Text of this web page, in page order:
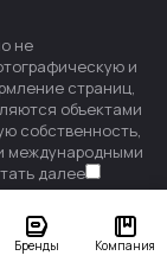
Бренды Компания
не
и
страниц,
объектами
собственность,
международными
далее